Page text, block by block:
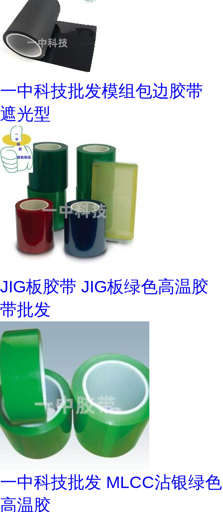
一中科技批发模组包边胶带
遮光型
JIG板胶带 JIG板绿色高温胶
带批发
一中科技批发 MLCC沾银绿色
高温胶